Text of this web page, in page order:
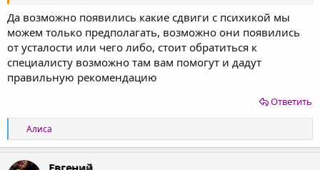
Да возможно появились какие сдвиги с психикой мы
можем только предполагать, возможно они появились
от усталости или чего либо, стоит обратиться к
специалисту возможно там вам помогут и дадут
правильную рекомендацию
Ответить
Р
е
а
к
Алиса
Евгений